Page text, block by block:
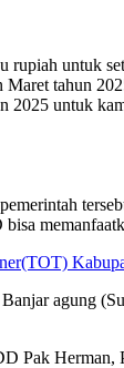
rupiah untuk
tahun
2025 untuk
Banjar agung
Pak Herman,